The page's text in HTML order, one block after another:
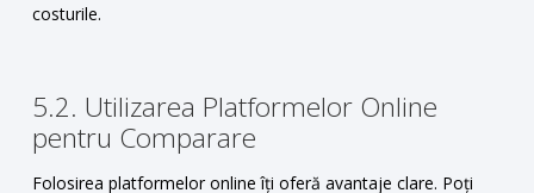
costurile.
5.2. Utilizarea Platformelor Online
pentru Comparare
Folosirea platformelor online îți oferă avantaje clare. Poți